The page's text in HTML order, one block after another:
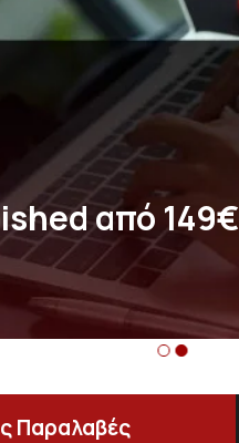
από 149€
Παραλαβές